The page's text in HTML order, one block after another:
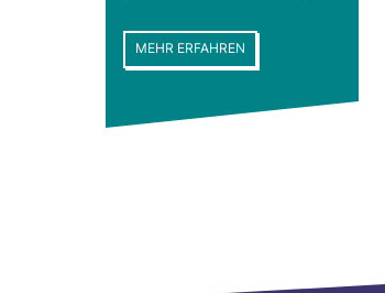
MEHR ERFAHREN